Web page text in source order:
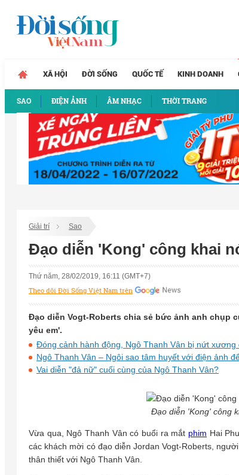
XÃ HỘI ĐỜI SỐNG QUỐC TẾ KINH DOANH
SAO ĐIỆN ẢNH ÂM NHẠC THỜI TRANG
Giải trí Sao
Đạo diễn 'Kong' công khai
Thứ năm, 28/02/2019, 16:11 (GMT+7)
Theo dõi Đời Sống Việt Nam trên
Đạo diễn Vogt-Roberts chia sẻ bức ảnh anh chụp
yêu em'.
Đóng cảnh hành động, Ngô Thanh Vân bị nứt xương
Ngô Thanh Vân – Ngôi sao tâm huyết với điện ảnh
Vai diễn "đả nữ" cuối cùng của Ngô Thanh Vân?
Đạo diễn 'Kong' công
Vừa qua, Ngô Thanh Vân có buổi ra mắt phim Hai
các khách mời có đạo diễn Jordan Vogt-Roberts,
thân thiết với Ngô Thanh Vân.